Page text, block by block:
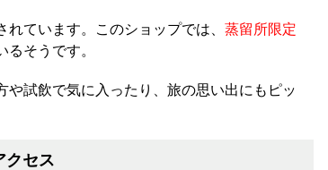
ています。このショップでは、 蒸留所限定
るそうです。
試飲で気に入ったり、旅の思い出にもピッ
クセス